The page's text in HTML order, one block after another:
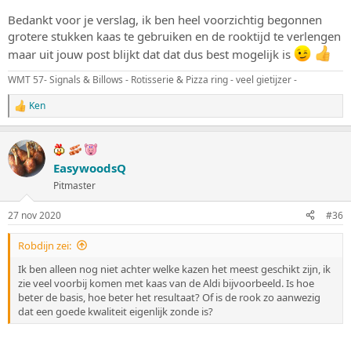
snoeien.
Zaagsel even in de bullet fijn malen en hopla!
Hier een foto van wat dunnere stukjes, maar hebben nu wat dikkere
klaarliggen
Bedankt voor je verslag, ik ben heel voorzichtig begonnen
grotere stukken kaas te gebruiken en de rooktijd te verlengen
maar uit jouw post blijkt dat dat dus best mogelijk is
WMT 57- Signals & Billows - Rotisserie & Pizza ring - veel gietijzer -
W
a
r
d
e
i
n
g
e
Ken
EasywoodsQ
Pitmaster
27 nov 2020 #36
Robdijn zei:
Ik ben alleen nog niet achter welke kazen het meest geschikt zijn, ik
zie veel voorbij komen met kaas van de Aldi bijvoorbeeld. Is hoe
beter de basis, hoe beter het resultaat? Of is de rook zo aanwezig
dat een goede kwaliteit eigenlijk zonde is?